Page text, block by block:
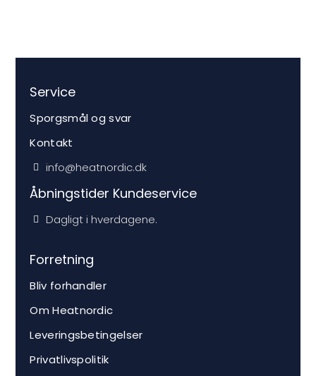
Service
Sporgsmål og svar
Kontakt
info@heatnordic.dk
Åbningstider Kundeservice
Dagligt i hverdagene.
Forretning
Bliv forhandler
Om Heatnordic
Leveringsbetingelser
Privatlivspolitik